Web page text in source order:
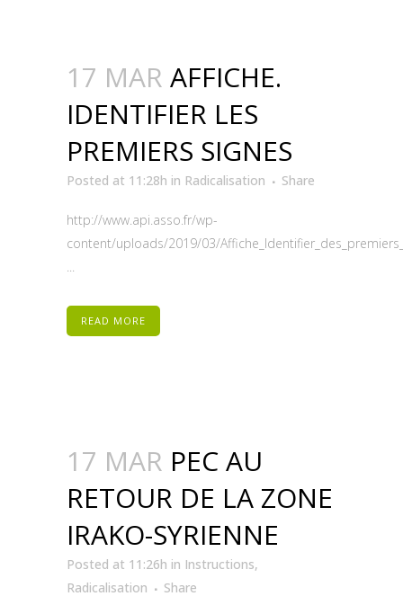
17 MAR AFFICHE.
IDENTIFIER LES
PREMIERS SIGNES
Posted at 11:28h in Radicalisation Share
http://www.api.asso.fr/wp-
content/uploads/2019/03/
...
READ MORE
17 MAR PEC AU
RETOUR DE LA ZONE
IRAKO-SYRIENNE
Posted at 11:26h in Instructions,
Radicalisation
Share